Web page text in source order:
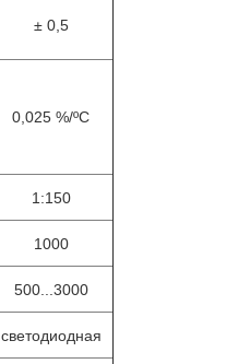
± 0,5
0,025 %/ºС
1:150
1000
500...3000
светодиодная